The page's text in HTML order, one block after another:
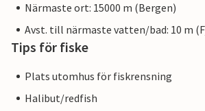
Närmaste ort: 15000 m (Bergen)
Avst. till närmaste vatten/bad: 10 m
Tips för fiske
Plats utomhus för fiskrensning
Halibut/redfish